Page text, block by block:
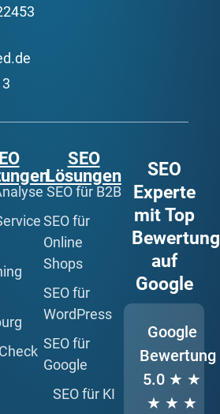
SEO
Lösungen
SEO für B2B
SEO für
Online
Shops
SEO für
WordPress
SEO für
Google
SEO für KI
SEO
Experte
mit Top
auf
Google
Google
Bewertung
5.0 ★ ★
★ ★ ★